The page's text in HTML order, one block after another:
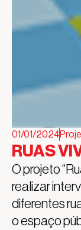
01/01/2024
RUAS
O projeto
realizar
diferentes
o espaço